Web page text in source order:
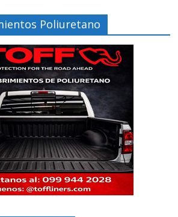
Poliuretano